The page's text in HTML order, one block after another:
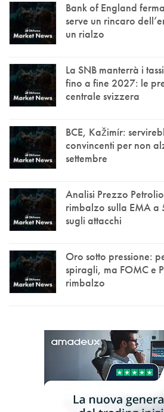
Bank of England
serve un rincaro
un rialzo
La SNB manterrà i
fino a fine 2027: le
centrale svizzera
BCE, Kažimír:
convincenti per non
settembre
Analisi Prezzo
rimbalzo sulla EMA
sugli attacchi
Oro sotto pressione:
spiragli, ma FOMC e
rimbalzo